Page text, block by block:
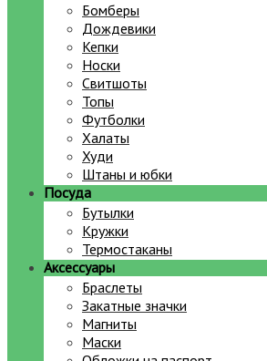
Бомберы
Дождевики
Кепки
Носки
Свитшоты
Топы
Футболки
Халаты
Худи
Штаны и юбки
Посуда
Бутылки
Кружки
Термостаканы
Аксессуары
Браслеты
Закатные значки
Магниты
Маски